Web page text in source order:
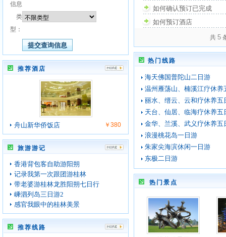
信息
类
型：
推荐酒店
舟山新华侨饭店 ￥380
旅游游记
香港背包客自助游阳朔
记录我第一次跟团游桂林
带老婆游桂林龙胜阳朔七日行
嵊泗列岛三日游2
感官我眼中的桂林美景
推荐线路
如何确认预订已完成
如何预订酒店
共 5
热门线路
海天佛国普陀山二日游
温州雁荡山、楠溪江疗休养
丽水、缙云、云和疗休养五
天台、仙居、临海疗休养五
金华、兰溪、武义疗休养五
浪漫桃花岛一日游
朱家尖海滨休闲一日游
东极二日游
热门景点